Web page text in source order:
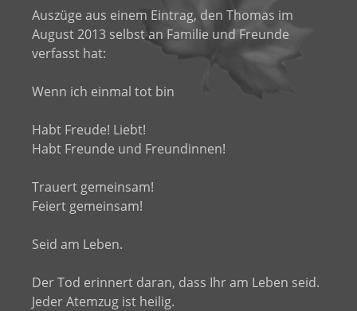
Auszüge aus einem Eintrag, den Thomas im
August 2013 selbst an Familie und Freunde
verfasst hat:
Wenn ich einmal tot bin
Habt Freude! Liebt!
Habt Freunde und Freundinnen!
Trauert gemeinsam!
Feiert gemeinsam!
Seid am Leben.
Der Tod erinnert daran, dass Ihr am Leben seid.
Jeder Atemzug ist heilig.